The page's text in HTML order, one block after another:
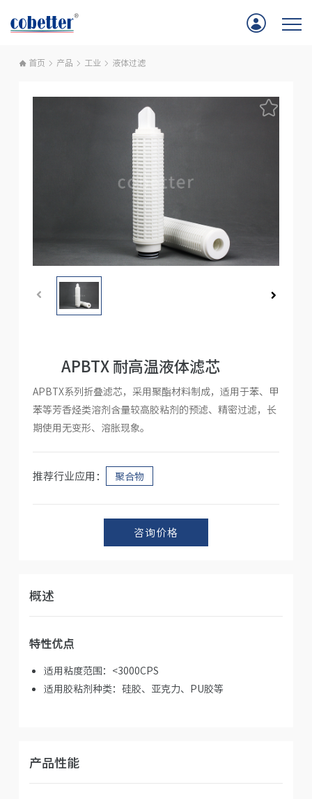
首页
联系我们
首页 产品 工业 液体过滤
APBTX 耐高温液体滤芯
APBTX系列折叠滤芯，采用聚酯材料制成，适用于苯、甲
苯等芳香烃类溶剂含量较高胶粘剂的预滤、精密过滤，长
期使用无变形、溶胀现象。
推荐行业应用： 聚合物
咨询价格
概述
特性优点
适用粘度范围：<3000CPS
适用胶粘剂种类：硅胶、亚克力、PU胶等
产品性能